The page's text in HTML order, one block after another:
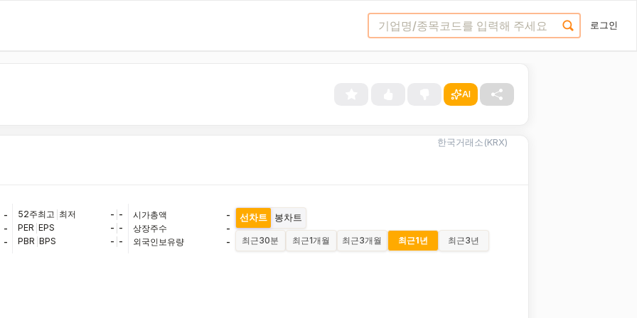
로그인
AI
한국거래소(KRX)
-
-
-
52주최고 최저 - -
PER EPS - -
PBR BPS - -
시가총액
-
상장주수
-
외국인보유량
-
선차트 봉차트
최근30분 최근1개월 최근3개월 최근1년 최근3년